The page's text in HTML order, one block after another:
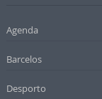
Agenda
Barcelos
Desporto